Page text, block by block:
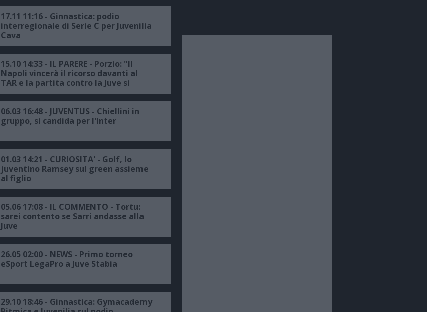
17.11 11:16 - Ginnastica: podio
interregionale di Serie C per Juvenilia
Cava
15.10 14:33 - IL PARERE - Porzio: "Il
Napoli vincerà il ricorso davanti al
TAR e la partita contro la Juve si
giocherà"
06.03 16:48 - JUVENTUS - Chiellini in
gruppo, si candida per l'Inter
01.03 14:21 - CURIOSITA' - Golf, lo
juventino Ramsey sul green assieme
al figlio
05.06 17:08 - IL COMMENTO - Tortu:
sarei contento se Sarri andasse alla
Juve
26.05 02:00 - NEWS - Primo torneo
eSport LegaPro a Juve Stabia
29.10 18:46 - Ginnastica: Gymacademy